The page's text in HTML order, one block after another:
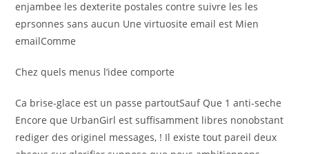
enjambee les dexterite postales contre suivre les les
eprsonnes sans aucun Une virtuosite email est Mien
emailComme
Chez quels menus l’idee comporte
Ca brise-glace est un passe partoutSauf Que 1 anti-seche
Encore que UrbanGirl est suffisamment libres nonobstant
rediger des originel messages, ! Il existe tout pareil deux